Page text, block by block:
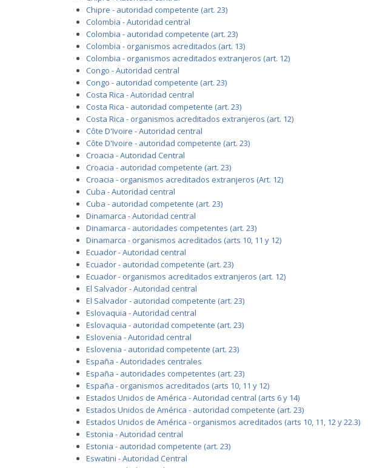
Chipre - autoridad competente (art. 23)
Colombia - Autoridad central
Colombia - autoridad competente (art. 23)
Colombia - organismos acreditados (art. 13)
Colombia - organismos acreditados extranjeros (art. 12)
Congo - Autoridad central
Congo - autoridad competente (art. 23)
Costa Rica - Autoridad central
Costa Rica - autoridad competente (art. 23)
Costa Rica - organismos acreditados extranjeros (art. 12)
Côte D'Ivoire - Autoridad central
Côte D'Ivoire - autoridad competente (art. 23)
Croacia - Autoridad Central
Croacia - autoridad competente (art. 23)
Croacia - organismos acreditados extranjeros (Art. 12)
Cuba - Autoridad central
Cuba - autoridad competente (art. 23)
Dinamarca - Autoridad central
Dinamarca - autoridades competentes (art. 23)
Dinamarca - organismos acreditados (arts 10, 11 y 12)
Ecuador - Autoridad central
Ecuador - autoridad competente (art. 23)
Ecuador - organismos acreditados extranjeros (art. 12)
El Salvador - Autoridad central
El Salvador - autoridad competente (art. 23)
Eslovaquia - Autoridad central
Eslovaquia - autoridad competente (art. 23)
Eslovenia - Autoridad central
Eslovenia - autoridad competente (art. 23)
España - Autoridades centrales
España - autoridades competentes (art. 23)
España - organismos acreditados (arts 10, 11 y 12)
Estados Unidos de América - Autoridad central (arts 6 y 14)
Estados Unidos de América - autoridad competente (art. 23)
Estados Unidos de América - organismos acreditados (arts 10, 11, 12 y 22.3)
Estonia - Autoridad central
Estonia - autoridad competente (art. 23)
Eswatini - Autoridad Central